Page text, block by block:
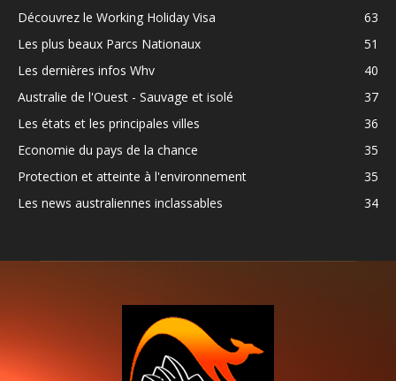
Découvrez le Working Holiday Visa
63
Les plus beaux Parcs Nationaux
51
Les dernières infos Whv
40
Australie de l'Ouest - Sauvage et isolé
37
Les états et les principales villes
36
Economie du pays de la chance
35
Protection et atteinte à l'environnement
35
Les news australiennes inclassables
34